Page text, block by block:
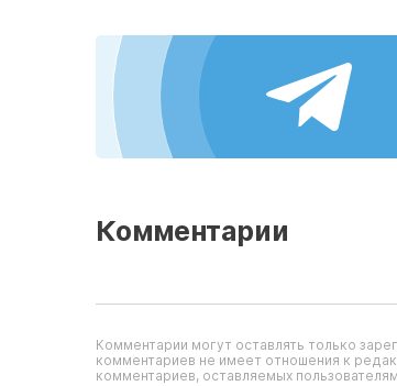
Комментарии
Комментарии могут оставлять только
комментариев не имеет отношения к
комментариев, оставляемых